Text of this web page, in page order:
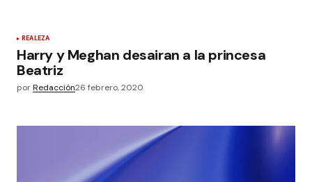
REALEZA
Harry y Meghan desairan a la princesa
Beatriz
porRedacción26 febrero, 2020